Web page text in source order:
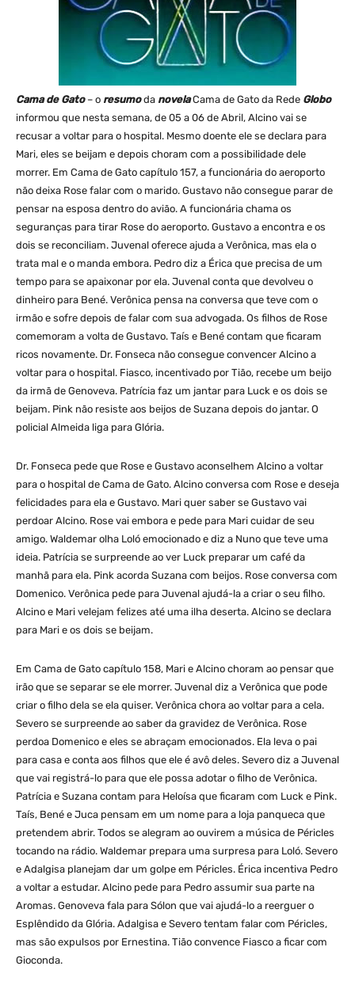
Cama de Gato– o resumoda novelaCama de Gato da Rede Globo
informou que nesta semana, de 05 a 06 de Abril, Alcino vai se
recusar a voltar para o hospital. Mesmo doente ele se declara para
Mari, eles se beijam e depois choram com a possibilidade dele
morrer. Em Cama de Gato capítulo 157, a funcionária do aeroporto
não deixa Rose falar com o marido. Gustavo não consegue parar de
pensar na esposa dentro do avião. A funcionária chama os
seguranças para tirar Rose do aeroporto. Gustavo a encontra e os
dois se reconciliam. Juvenal oferece ajuda a Verônica, mas ela o
trata mal e o manda embora. Pedro diz a Érica que precisa de um
tempo para se apaixonar por ela. Juvenal conta que devolveu o
dinheiro para Bené. Verônica pensa na conversa que teve com o
irmão e sofre depois de falar com sua advogada. Os filhos de Rose
comemoram a volta de Gustavo. Taís e Bené contam que ficaram
ricos novamente. Dr. Fonseca não consegue convencer Alcino a
voltar para o hospital. Fiasco, incentivado por Tião, recebe um beijo
da irmã de Genoveva. Patrícia faz um jantar para Luck e os dois se
beijam. Pink não resiste aos beijos de Suzana depois do jantar. O
policial Almeida liga para Glória.
Dr. Fonseca pede que Rose e Gustavo aconselhem Alcino a voltar
para o hospital de Cama de Gato. Alcino conversa com Rose e deseja
felicidades para ela e Gustavo. Mari quer saber se Gustavo vai
perdoar Alcino. Rose vai embora e pede para Mari cuidar de seu
amigo. Waldemar olha Loló emocionado e diz a Nuno que teve uma
ideia. Patrícia se surpreende ao ver Luck preparar um café da
manhã para ela. Pink acorda Suzana com beijos. Rose conversa com
Domenico. Verônica pede para Juvenal ajudá-la a criar o seu filho.
Alcino e Mari velejam felizes até uma ilha deserta. Alcino se declara
para Mari e os dois se beijam.
Em Cama de Gato capítulo 158, Mari e Alcino choram ao pensar que
irão que se separar se ele morrer. Juvenal diz a Verônica que pode
criar o filho dela se ela quiser. Verônica chora ao voltar para a cela.
Severo se surpreende ao saber da gravidez de Verônica. Rose
perdoa Domenico e eles se abraçam emocionados. Ela leva o pai
para casa e conta aos filhos que ele é avô deles. Severo diz a Juvenal
que vai registrá-lo para que ele possa adotar o filho de Verônica.
Patrícia e Suzana contam para Heloísa que ficaram com Luck e Pink.
Taís, Bené e Juca pensam em um nome para a loja panqueca que
pretendem abrir. Todos se alegram ao ouvirem a música de Péricles
tocando na rádio. Waldemar prepara uma surpresa para Loló. Severo
e Adalgisa planejam dar um golpe em Péricles. Érica incentiva Pedro
a voltar a estudar. Alcino pede para Pedro assumir sua parte na
Aromas. Genoveva fala para Sólon que vai ajudá-lo a reerguer o
Esplêndido da Glória. Adalgisa e Severo tentam falar com Péricles,
mas são expulsos por Ernestina. Tião convence Fiasco a ficar com
Gioconda.